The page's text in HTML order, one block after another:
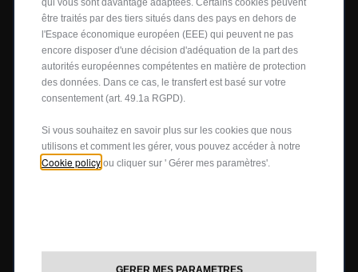
ACHAT
Offres
Offre Abarth Special Warranty
Points de vente
Véhicules de stock
Points de vente
Occasions
Contactez-nous
Reprise
qui vous sont davantage adaptées. Certains cookies peuvent
être traités par des tiers situés dans des pays en dehors de
l'Espace économique européen (EEE) qui peuvent ne pas
encore disposer d'une décision d'adéquation de la part des
autorités européennes compétentes en matière de protection
des données. Dans ce cas, le transfert est basé sur votre
consentement (art. 49.1a RGPD).
Si vous souhaitez en savoir plus sur les cookies que nous
utilisons et comment les gérer, vous pouvez accéder à notre
Cookie policy ou cliquer sur ' Gérer mes paramètres'.
GERER MES PARAMETRES